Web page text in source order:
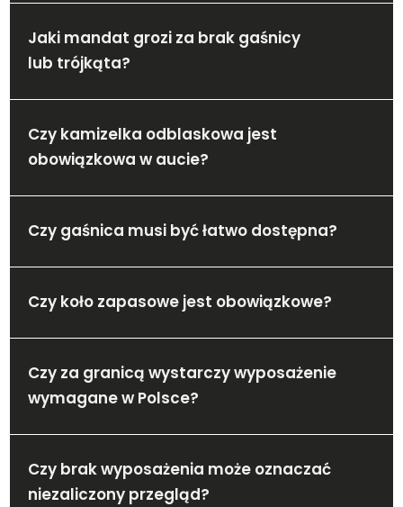
Jaki mandat grozi za brak gaśnicy
lub trójkąta?
Czy kamizelka odblaskowa jest
obowiązkowa w aucie?
Czy gaśnica musi być łatwo dostępna?
Czy koło zapasowe jest obowiązkowe?
Czy za granicą wystarczy wyposażenie
wymagane w Polsce?
Czy brak wyposażenia może oznaczać
niezaliczony przegląd?